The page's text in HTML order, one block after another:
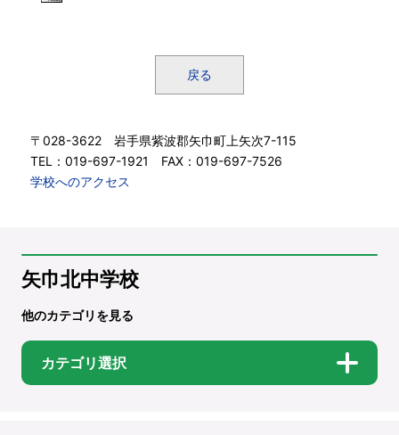
戻る
〒028-3622 岩手県紫波郡矢巾町上矢次7-115
TEL：019-697-1921 FAX：019-697-7526
学校へのアクセス
矢巾北中学校
他のカテゴリを見る
カテゴリ選択